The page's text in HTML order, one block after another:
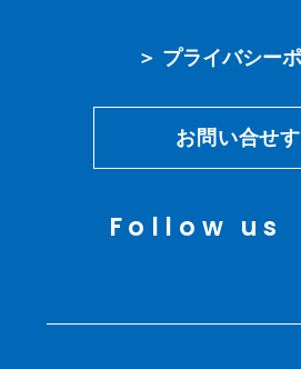
＞ プライバシー
お問い合せ
Follow us